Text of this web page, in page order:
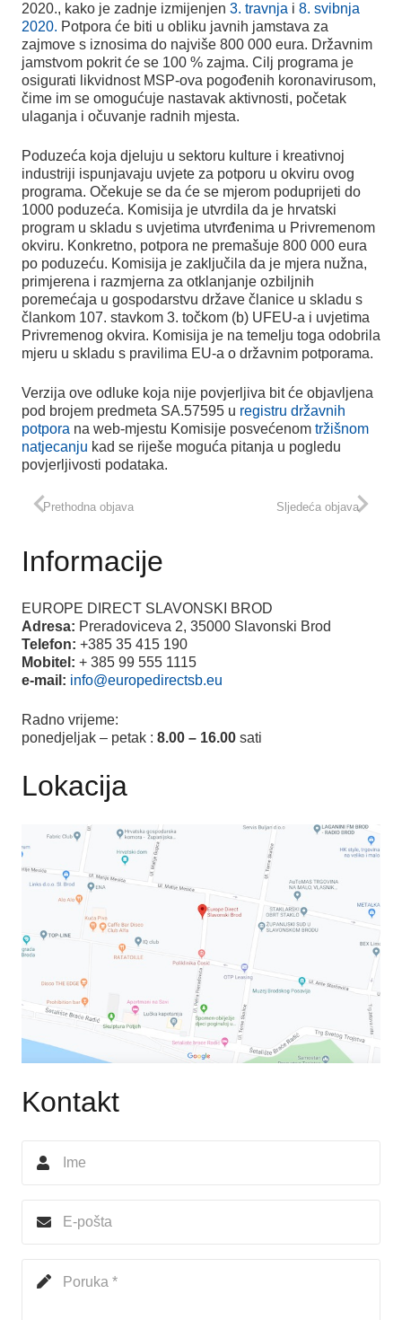
2020., kako je zadnje izmijenjen 3. travnja i 8. svibnja
2020. Potpora će biti u obliku javnih jamstava za
zajmove s iznosima do najviše 800 000 eura. Državnim
jamstvom pokrit će se 100 % zajma. Cilj programa je
osigurati likvidnost MSP-ova pogođenih koronavirusom,
čime im se omogućuje nastavak aktivnosti, početak
ulaganja i očuvanje radnih mjesta.
Poduzeća koja djeluju u sektoru kulture i kreativnoj
industriji ispunjavaju uvjete za potporu u okviru ovog
programa. Očekuje se da će se mjerom poduprijeti do
1000 poduzeća. Komisija je utvrdila da je hrvatski
program u skladu s uvjetima utvrđenima u Privremenom
okviru. Konkretno, potpora ne premašuje 800 000 eura
po poduzeću. Komisija je zaključila da je mjera nužna,
primjerena i razmjerna za otklanjanje ozbiljnih
poremećaja u gospodarstvu države članice u skladu s
člankom 107. stavkom 3. točkom (b) UFEU-a i uvjetima
Privremenog okvira. Komisija je na temelju toga odobrila
mjeru u skladu s pravilima EU-a o državnim potporama.
Verzija ove odluke koja nije povjerljiva bit će objavljena
pod brojem predmeta SA.57595 u registru državnih
potpora na web-mjestu Komisije posvećenom tržišnom
natjecanju kad se riješe moguća pitanja u pogledu
povjerljivosti podataka.
Prethodna objava Sljedeća objava
Informacije
EUROPE DIRECT SLAVONSKI BROD
Adresa: Preradoviceva 2, 35000 Slavonski Brod
Telefon: +385 35 415 190
Mobitel: + 385 99 555 1115
e-mail: info@europedirectsb.eu
Radno vrijeme:
ponedjeljak – petak : 8.00 – 16.00 sati
Lokacija
Kontakt